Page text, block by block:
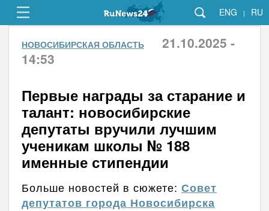
ENG | RU
НОВОСИБИРСКАЯ ОБЛАСТЬ
21.10.2025 -
14:53
Первые награды за старание и
талант: новосибирские
депутаты вручили лучшим
ученикам школы № 188
именные стипендии
Больше новостей в сюжете: Совет
депутатов города Новосибирска